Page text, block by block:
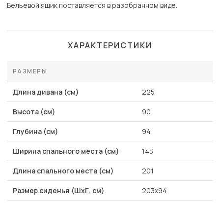
Бельевой ящик поставляется в разобранном виде.
ХАРАКТЕРИСТИКИ
РАЗМЕРЫ
Длина дивана (см) 225
Высота (см) 90
Глубина (см) 94
Ширина спального места (см) 143
Длина спального места (см) 201
Размер сиденья (ШхГ, см) 203х94